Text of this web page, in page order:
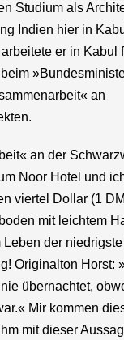
Studium als
Indien hier in
er in Kabul
an
an der
Noor Hotel und
viertel Dollar (1
mit leichtem
Leben der
Originalton Horst:
übernachtet,
Mir kommen
mit dieser